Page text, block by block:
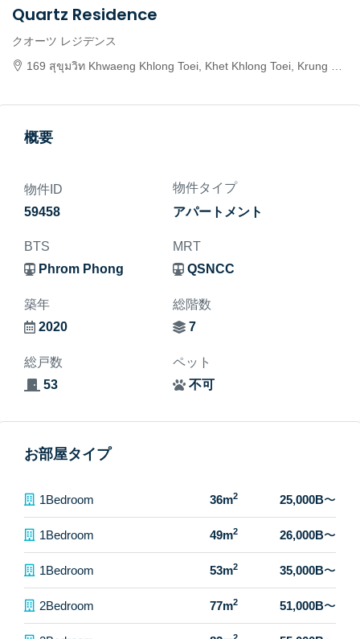
Quartz Residence
クオーツ レジデンス
169 สุขุมวิท Khwaeng Khlong Toei, Khet Khlong Toei, Krung Thep Maha Nakhon 10110, Thailand
概要
物件ID
59458
物件タイプ
アパートメント
BTS
Phrom Phong
MRT
QSNCC
築年
2020
総階数
7
総戸数
53
ペット
不可
お部屋タイプ
1Bedroom 36m2 25,000B〜
1Bedroom 49m2 26,000B〜
1Bedroom 53m2 35,000B〜
2Bedroom 77m2 51,000B〜